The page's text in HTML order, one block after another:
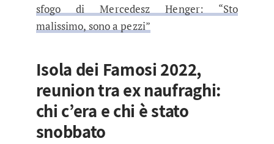
sfogo di Mercedesz Henger: “Sto
malissimo, sono a pezzi”
Isola dei Famosi 2022,
reunion tra ex naufraghi:
chi c’era e chi è stato
snobbato